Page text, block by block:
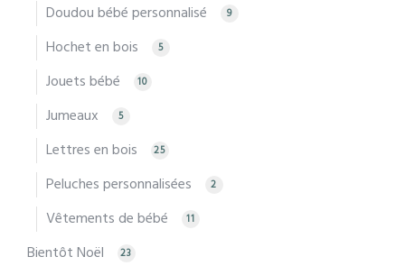
Doudou bébé personnalisé 9
Hochet en bois 5
Jouets bébé 10
Jumeaux 5
Lettres en bois 25
Peluches personnalisées 2
Vêtements de bébé 11
Bientôt Noël 23